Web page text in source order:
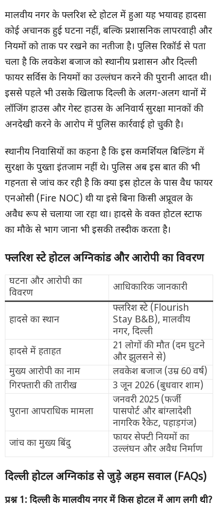
मालवीय नगर के फ्लरिश स्टे होटल में हुआ यह भयावह हादसा
कोई अचानक हुई घटना नहीं, बल्कि प्रशासनिक लापरवाही और
नियमों को ताक पर रखने का नतीजा है। पुलिस रिकॉर्ड से पता
चला है कि लवकेश बजाज को स्थानीय प्रशासन और दिल्ली
फायर सर्विस के नियमों का उल्लंघन करने की पुरानी आदत थी।
इससे पहले भी उसके खिलाफ दिल्ली के अलग-अलग थानों में
लॉजिंग हाउस और गेस्ट हाउस के अनिवार्य सुरक्षा मानकों की
अनदेखी करने के आरोप में पुलिस कार्रवाई हो चुकी है।
स्थानीय निवासियों का कहना है कि इस कमर्शियल बिल्डिंग में
सुरक्षा के पुख्ता इंतजाम नहीं थे। पुलिस अब इस बात की भी
गहनता से जांच कर रही है कि क्या इस होटल के पास वैध फायर
एनओसी (Fire NOC) थी या इसे बिना किसी अप्रूवल के
अवैध रूप से चलाया जा रहा था। हादसे के वक्त होटल स्टाफ
का मौके से भाग जाना भी इसकी तस्दीक करता है।
फ्लरिश स्टे होटल अग्निकांड और आरोपी का विवरण
घटना और आरोपी का
विवरण
आधिकारिक जानकारी
हादसे का स्थान
फ्लरिश स्टे (Flourish
Stay B&B), मालवीय
नगर, दिल्ली
हादसे में हताहत
21 लोगों की मौत (दम घुटने
और झुलसने से)
मुख्य आरोपी का नाम
लवकेश बजाज (उम्र 60 वर्ष)
गिरफ्तारी की तारीख
3 जून 2026 (बुधवार शाम)
पुराना आपराधिक मामला
जनवरी 2025 (फर्जी
पासपोर्ट और बांग्लादेशी
नागरिक रैकेट, पहाड़गंज)
जांच का मुख्य बिंदु
फायर सेफ्टी नियमों का
उल्लंघन और अवैध निर्माण
दिल्ली होटल अग्निकांड से जुड़े अहम सवाल (FAQs)
प्रश्न 1: दिल्ली के मालवीय नगर में किस होटल में आग लगी थी?